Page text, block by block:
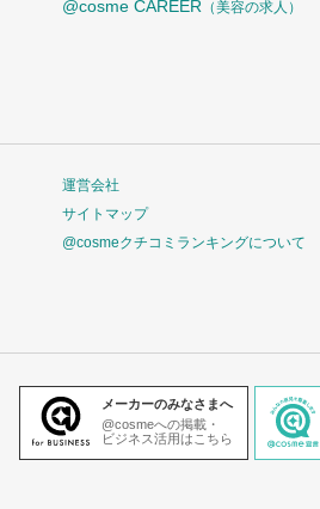
@cosme CAREER （美容の求人）
運営会社
サイトマップ
@cosmeクチコミランキングについて
メーカーのみなさまへ
@cosmeへの掲載・
ビジネス活用はこちら